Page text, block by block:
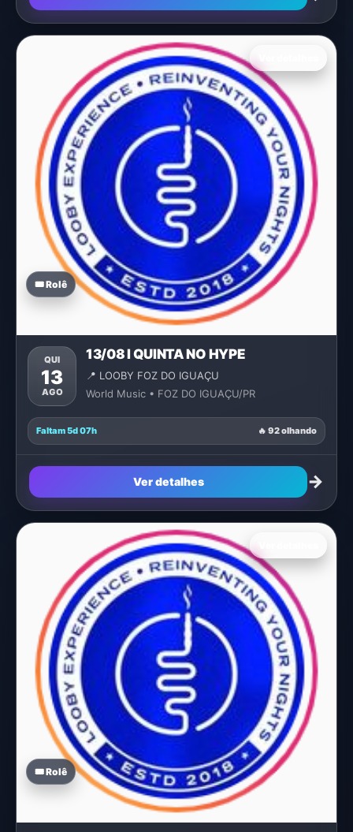
🎟️ Rolê
QUI
13
AGO
13/08 I QUINTA NO HYPE
📍 LOOBY FOZ DO IGUAÇU
World Music • FOZ DO IGUAÇU/PR
Faltam 5d 07h 🔥 92 olhando
Ver detalhes →
🎟️ Rolê